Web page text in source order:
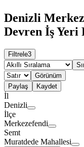
Denizli
Devren İş Yeri
Filtrele3
Görünüm
Paylaş
Kaydet
İl
Denizli
İlçe
Merkezefendi
Semt
Muratdede Mahallesi